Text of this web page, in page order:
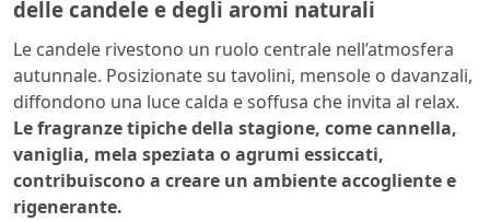
delle candele e degli aromi naturali
Le candele rivestono un ruolo centrale nell’atmosfera
autunnale. Posizionate su tavolini, mensole o davanzali,
diffondono una luce calda e soffusa che invita al relax.
Le fragranze tipiche della stagione, come cannella,
vaniglia, mela speziata o agrumi essiccati,
contribuiscono a creare un ambiente accogliente e
rigenerante.